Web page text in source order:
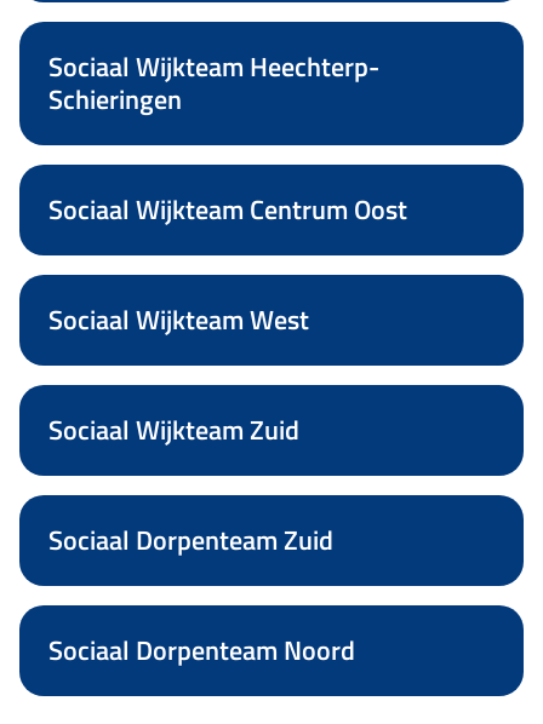
Sociaal Wijkteam Heechterp-
Schieringen
Sociaal Wijkteam Centrum Oost
Sociaal Wijkteam West
Sociaal Wijkteam Zuid
Sociaal Dorpenteam Zuid
Sociaal Dorpenteam Noord